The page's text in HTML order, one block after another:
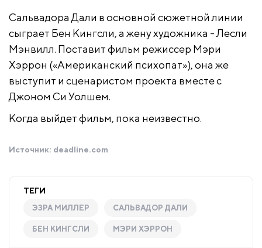
Сальвадора Дали в основной сюжетной линии
сыграет Бен Кингсли, а жену художника - Лесли
Мэнвилл. Поставит фильм режиссер Мэри
Хэррон («Американский психопат»), она же
выступит и сценаристом проекта вместе с
Джоном Си Уолшем.
Когда выйдет фильм, пока неизвестно.
Источник: deadline.com
ТЕГИ
ЭЗРА МИЛЛЕР САЛЬВАДОР ДАЛИ
БЕН КИНГСЛИ МЭРИ ХЭРРОН